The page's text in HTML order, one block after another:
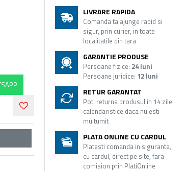
LIVRARE RAPIDA
Comanda ta ajunge rapid si
sigur, prin curier, in toate
localitatile din tara
GARANTIE PRODUSE
Persoane fizice: 24 luni
Persoane juridice: 12 luni
RETUR GARANTAT
Poti returna produsul in 14 zile
calendaristice daca nu esti
multumit
PLATA ONLINE CU CARDUL
Platesti comanda in siguranta,
cu cardul, direct pe site, fara
comision prin PlatiOnline